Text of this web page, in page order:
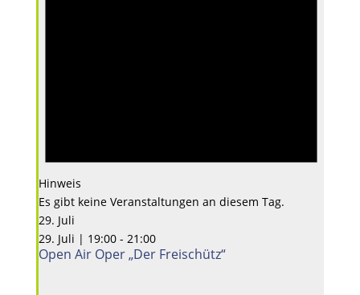
Hinweis
Es gibt keine Veranstaltungen an diesem Tag.
29. Juli
29. Juli | 19:00- 21:00
Open Air Oper „Der Freischütz“